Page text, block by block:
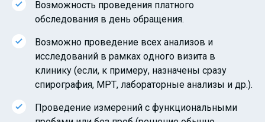
Возможность проведения платного
обследования в день обращения.
Возможно проведение всех анализов и
исследований в рамках одного визита в
клинику (если, к примеру, назначены сразу
спирография, МРТ, лабораторные анализы и др.).
Проведение измерений с функциональными